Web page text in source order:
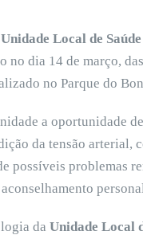
Unidade Local de
no dia 14 de março,
no Parque do
a oportunidade
da tensão arterial,
possíveis problemas
da Unidade Local